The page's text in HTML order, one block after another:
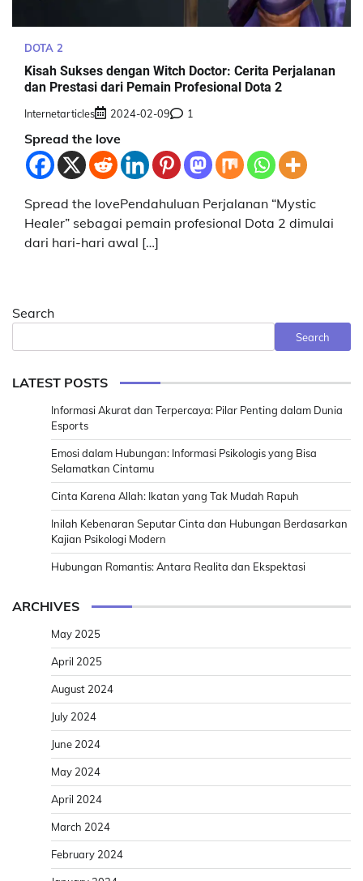
DOTA 2
Kisah Sukses dengan Witch Doctor: Cerita Perjalanan
dan Prestasi dari Pemain Profesional Dota 2
Internetarticles 2024-02-09 1
Spread the love
Spread the lovePendahuluan Perjalanan “Mystic
Healer” sebagai pemain profesional Dota 2 dimulai
dari hari-hari awal […]
Search
Search
LATEST POSTS
Informasi Akurat dan Terpercaya: Pilar Penting dalam Dunia
Esports
Emosi dalam Hubungan: Informasi Psikologis yang Bisa
Selamatkan Cintamu
Cinta Karena Allah: Ikatan yang Tak Mudah Rapuh
Inilah Kebenaran Seputar Cinta dan Hubungan Berdasarkan
Kajian Psikologi Modern
Hubungan Romantis: Antara Realita dan Ekspektasi
ARCHIVES
May 2025
April 2025
August 2024
July 2024
June 2024
May 2024
April 2024
March 2024
February 2024